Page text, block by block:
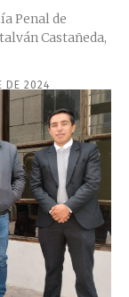
Penal de
Castañeda,
DE 2024